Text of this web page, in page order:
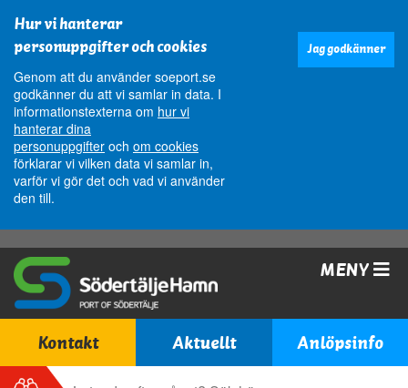
Hur vi hanterar
personuppgifter och cookies
Genom att du använder soeport.se
godkänner du att vi samlar in data. I
informationstexterna om hur vi
hanterar dina
personuppgifter och om cookies
förklarar vi vilken data vi samlar in,
varför vi gör det och vad vi använder
den till.
Jag godkänner
MENY
Kontakt Aktuellt
Anlöpsinfo